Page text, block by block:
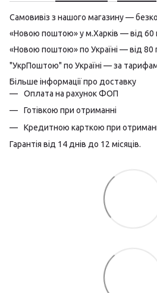
Самовивіз з нашого магазину —
«Новою поштою» у м.Харків — від 60
«Новою поштою» по Україні — від 80
"УкрПоштою" по Україні — за
Більше інформації про доставку
Оплата на рахунок ФОП
Готівкою при отриманні
Кредитною карткою при
Гарантія від 14 днів до 12 місяців.